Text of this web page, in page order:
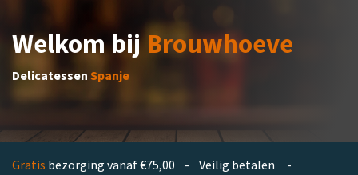
Welkom bijBrouwhoeve
Delicatessen Spanje
Gratis bezorging vanaf €75,00 - Veilig betalen -